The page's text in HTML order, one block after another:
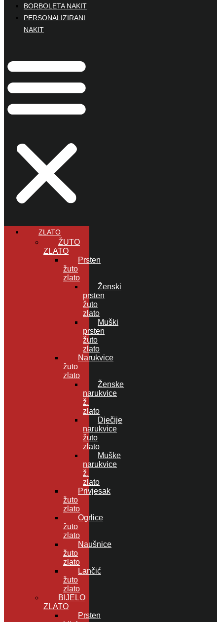
BORBOLETA NAKIT
PERSONALIZIRANI
NAKIT
ZLATO
ŽUTO
ZLATO
Prsten
žuto
zlato
Ženski
prsten
žuto
zlato
Muški
prsten
žuto
zlato
Narukvice
žuto
zlato
Ženske
narukvice
ž.
zlato
Dječije
narukvice
žuto
zlato
Muške
narukvice
ž.
zlato
Privjesak
žuto
zlato
Ogrlice
žuto
zlato
Naušnice
žuto
zlato
Lančić
žuto
zlato
BIJELO
ZLATO
Prsten